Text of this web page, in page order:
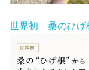
世界初 桑のひげ